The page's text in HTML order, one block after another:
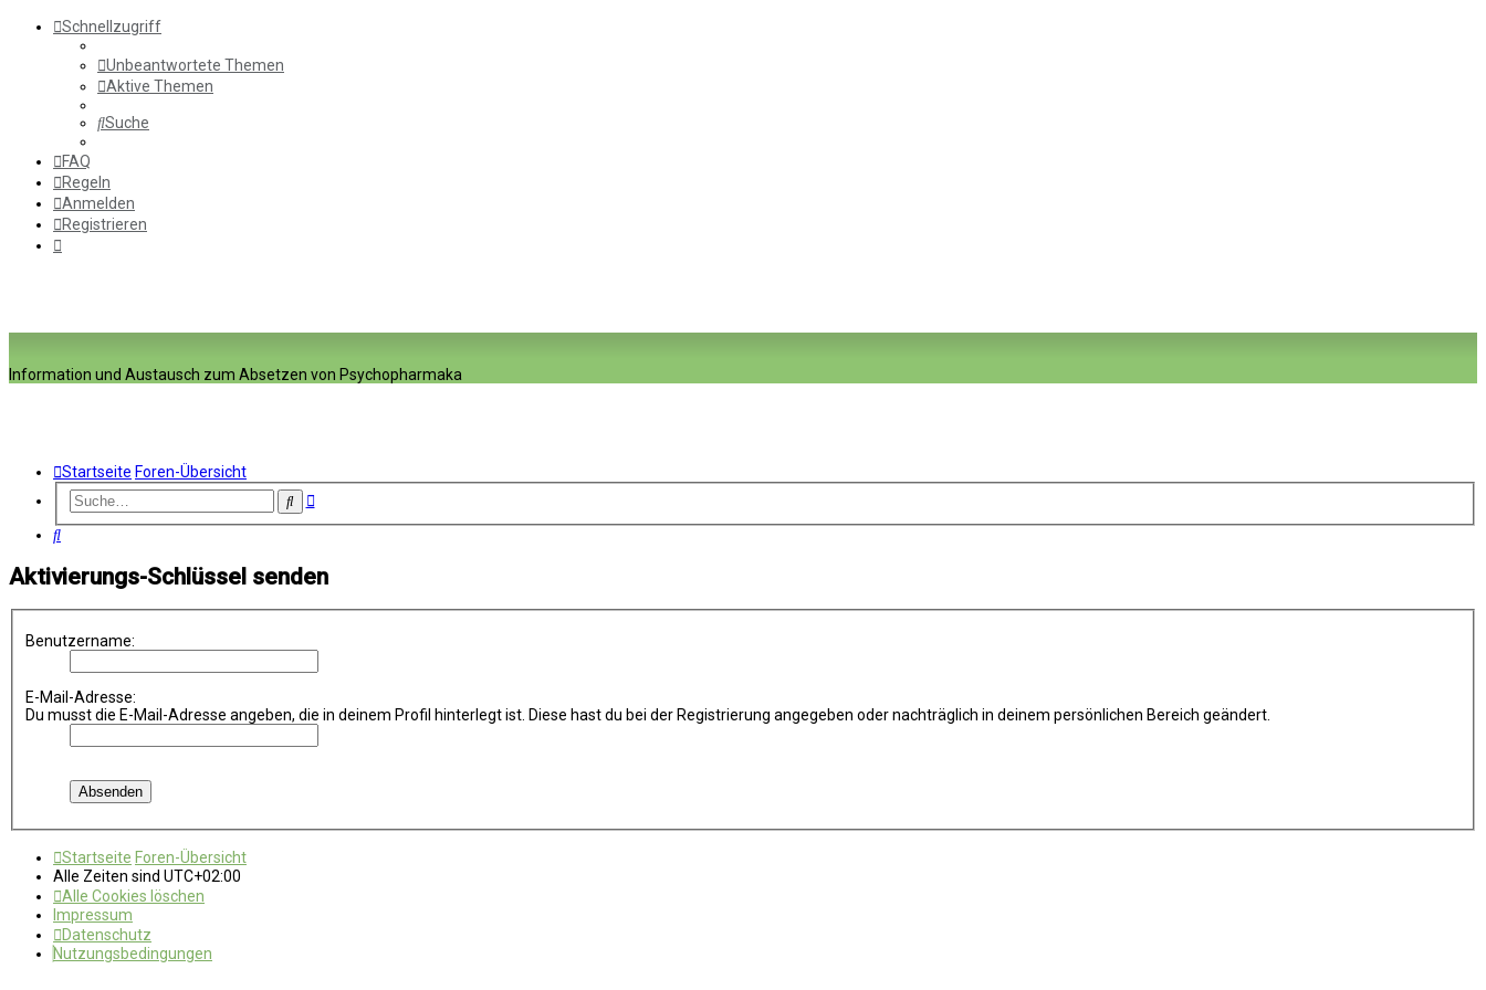
Schnellzugriff
Unbeantwortete Themen
Aktive Themen
Suche
FAQ
Regeln
Anmelden
Registrieren
Information und Austausch zum Absetzen von Psychopharmaka
Startseite Foren-Übersicht
SucheErweiterte
Suche
Aktivierungs-Schlüssel senden
Benutzername:
E-Mail-Adresse:
Du musst die E-Mail-Adresse angeben, die in deinem Profil hinterlegt ist. Diese hast du bei der Registrierung angegeben oder nachträglich in deinem persönlichen Bereich geändert.
Startseite Foren-Übersicht
Alle Zeiten sind UTC+02:00
Alle Cookies löschen
Impressum
Datenschutz
Nutzungsbedingungen